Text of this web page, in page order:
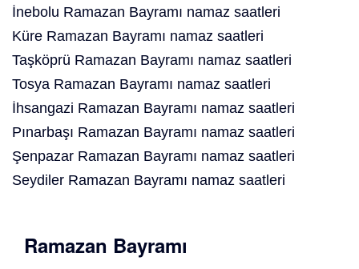
İnebolu Ramazan Bayramı namaz saatleri
Küre Ramazan Bayramı namaz saatleri
Taşköprü Ramazan Bayramı namaz saatleri
Tosya Ramazan Bayramı namaz saatleri
İhsangazi Ramazan Bayramı namaz saatleri
Pınarbaşı Ramazan Bayramı namaz saatleri
Şenpazar Ramazan Bayramı namaz saatleri
Seydiler Ramazan Bayramı namaz saatleri
Ramazan Bayramı